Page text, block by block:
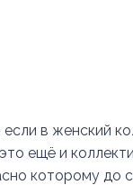
если в женский
ещё и
которому до